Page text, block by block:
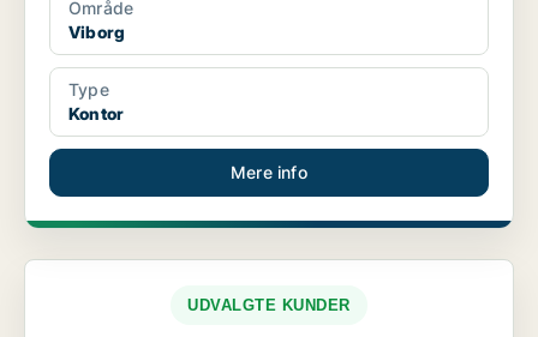
Område
Viborg
Type
Kontor
Mere info
UDVALGTE KUNDER